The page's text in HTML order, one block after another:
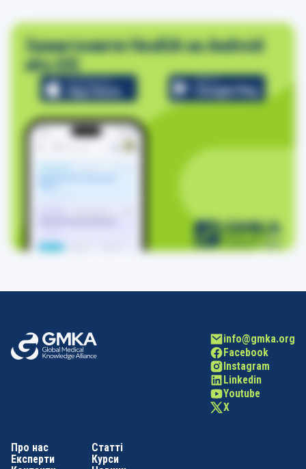
Завантажити HealUA на Android
або iOS
Про нас
Експерти
Статті
Курси
Facebook
Instagram
Linkedin
Youtube
X
info@gmka.org